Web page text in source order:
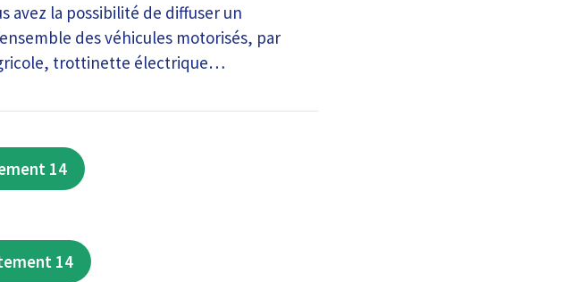
avez la possibilité de diffuser un
des véhicules motorisés, par
trottinette électrique…
14
14